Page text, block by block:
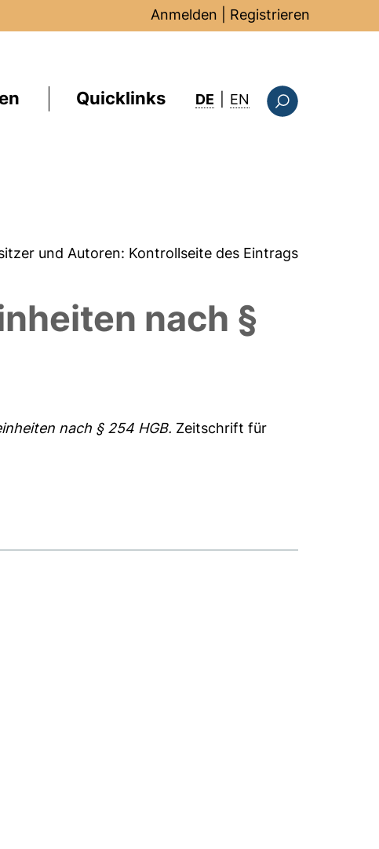
Anmelden Registrieren
Quicklinks DE EN : this page in
und Autoren: Kontrollseite des Eintrags
nach §
nach § 254 HGB. Zeitschrift für